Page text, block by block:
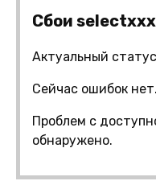
Сбои
Актуальный
Сейчас ошибок нет.
Проблем с
обнаружено.